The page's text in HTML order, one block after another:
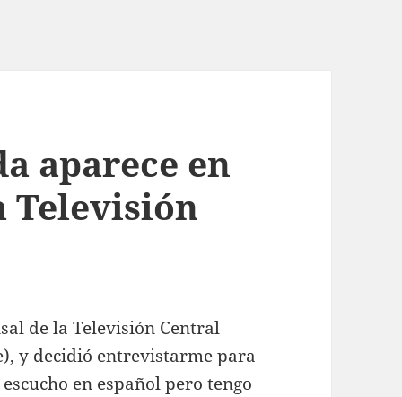
aparece en
Televisión
de la Televisión Central
y decidió entrevistarme para
en español pero tengo